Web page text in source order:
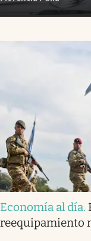
Economía al día.
reequipamiento